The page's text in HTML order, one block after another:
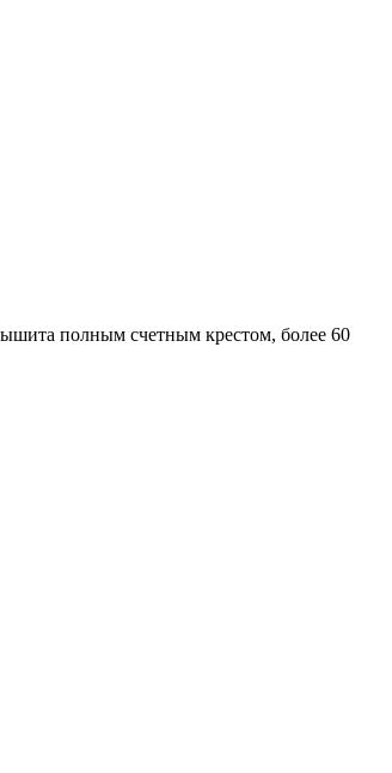
полным счетным крестом, более 60